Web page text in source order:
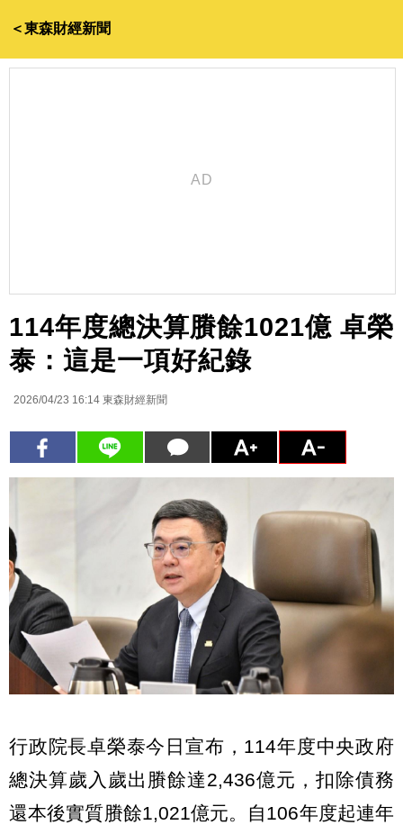
＜東森財經新聞
114年度總決算賸餘1021億 卓榮
泰：這是一項好紀錄
2026/04/23 16:14 東森財經新聞
行政院長卓榮泰今日宣布，114年度中央政府
總決算歲入歲出賸餘達2,436億元，扣除債務
還本後實質賸餘1,021億元。自106年度起連年